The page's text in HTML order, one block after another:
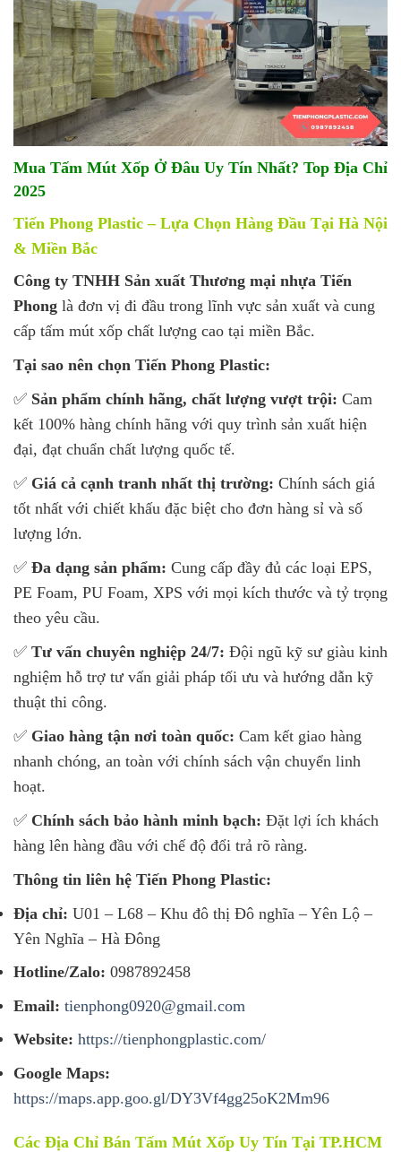
Mua Tấm Mút Xốp Ở Đâu Uy Tín Nhất? Top Địa Chỉ
2025
Tiến Phong Plastic – Lựa Chọn Hàng Đầu Tại Hà Nội
& Miền Bắc
Công ty TNHH Sản xuất Thương mại nhựa Tiến
Phong là đơn vị đi đầu trong lĩnh vực sản xuất và cung
cấp tấm mút xốp chất lượng cao tại miền Bắc.
Tại sao nên chọn Tiến Phong Plastic:
✅ Sản phẩm chính hãng, chất lượng vượt trội: Cam
kết 100% hàng chính hãng với quy trình sản xuất hiện
đại, đạt chuẩn chất lượng quốc tế.
✅ Giá cả cạnh tranh nhất thị trường: Chính sách giá
tốt nhất với chiết khấu đặc biệt cho đơn hàng sỉ và số
lượng lớn.
✅ Đa dạng sản phẩm: Cung cấp đầy đủ các loại EPS,
PE Foam, PU Foam, XPS với mọi kích thước và tỷ trọng
theo yêu cầu.
✅ Tư vấn chuyên nghiệp 24/7: Đội ngũ kỹ sư giàu kinh
nghiệm hỗ trợ tư vấn giải pháp tối ưu và hướng dẫn kỹ
thuật thi công.
✅ Giao hàng tận nơi toàn quốc: Cam kết giao hàng
nhanh chóng, an toàn với chính sách vận chuyển linh
hoạt.
✅ Chính sách bảo hành minh bạch: Đặt lợi ích khách
hàng lên hàng đầu với chế độ đổi trả rõ ràng.
Thông tin liên hệ Tiến Phong Plastic:
Địa chỉ: U01 – L68 – Khu đô thị Đô nghĩa – Yên Lộ –
Yên Nghĩa – Hà Đông
Hotline/Zalo: 0987892458
Email: tienphong0920@gmail.com
Website: https://tienphongplastic.com/
Google Maps:
https://maps.app.goo.gl/DY3Vf4gg25oK2Mm96
Các Địa Chỉ Bán Tấm Mút Xốp Uy Tín Tại TP.HCM